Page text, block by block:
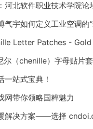
气宇如何定义工业空调的
尔（chenille）字母贴片
一站式宝典！
网带你领略国粹魅力